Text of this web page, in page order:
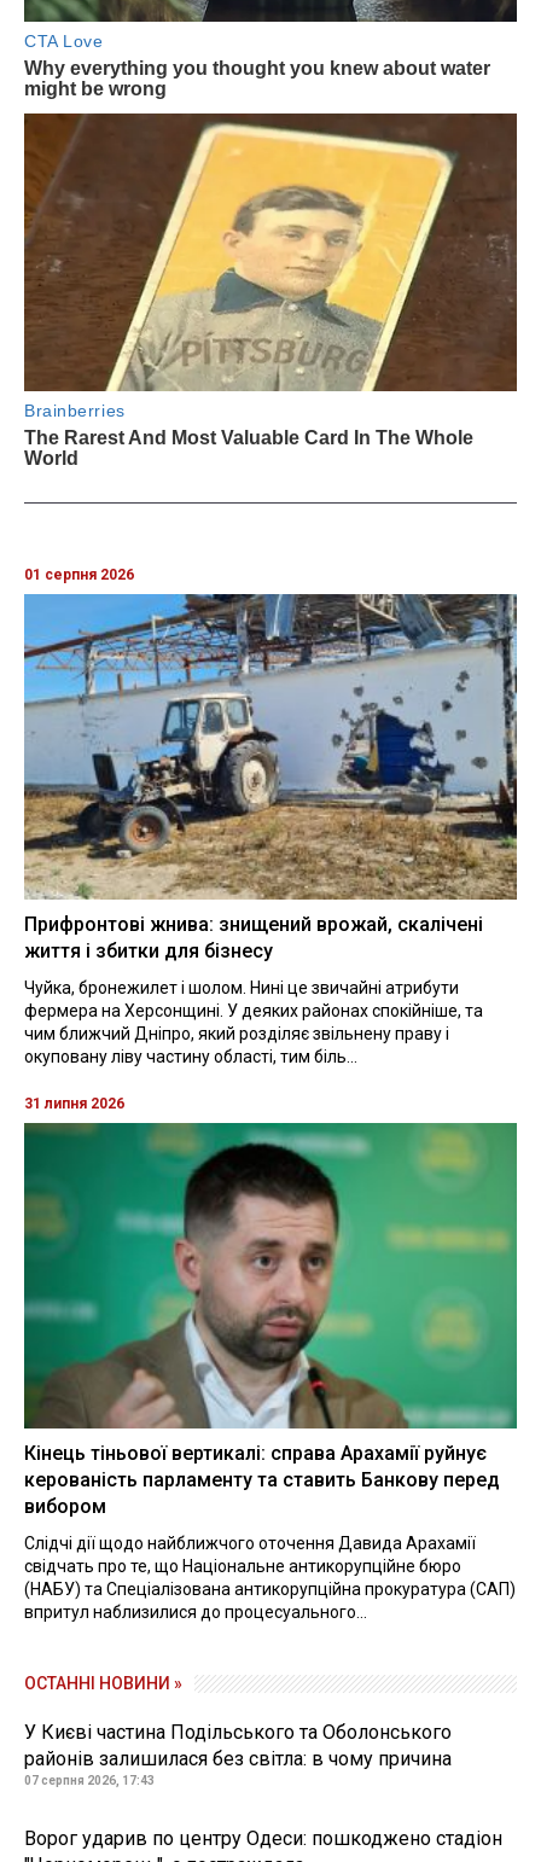
01 серпня 2026
Прифронтові жнива: знищений врожай, скалічені
життя і збитки для бізнесу
Чуйка, бронежилет і шолом. Нині це звичайні атрибути
фермера на Херсонщині. У деяких районах спокійніше, та
чим ближчий Дніпро, який розділяє звільнену праву і
окуповану ліву частину області, тим біль...
31 липня 2026
Кінець тіньової вертикалі: справа Арахамії руйнує
керованість парламенту та ставить Банкову перед
вибором
Слідчі дії щодо найближчого оточення Давида Арахамії
свідчать про те, що Національне антикорупційне бюро
(НАБУ) та Спеціалізована антикорупційна прокуратура (САП)
впритул наблизилися до процесуального...
ОСТАННІ НОВИНИ »
У Києві частина Подільського та Оболонського
районів залишилася без світла: в чому причина
07 серпня 2026, 17:43
Ворог ударив по центру Одеси: пошкоджено стадіон